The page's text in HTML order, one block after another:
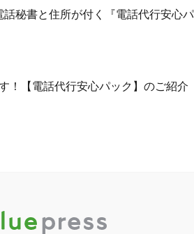
秘書と住所が付く『電話代行安心パ
！【電話代行安心パック】のご紹介